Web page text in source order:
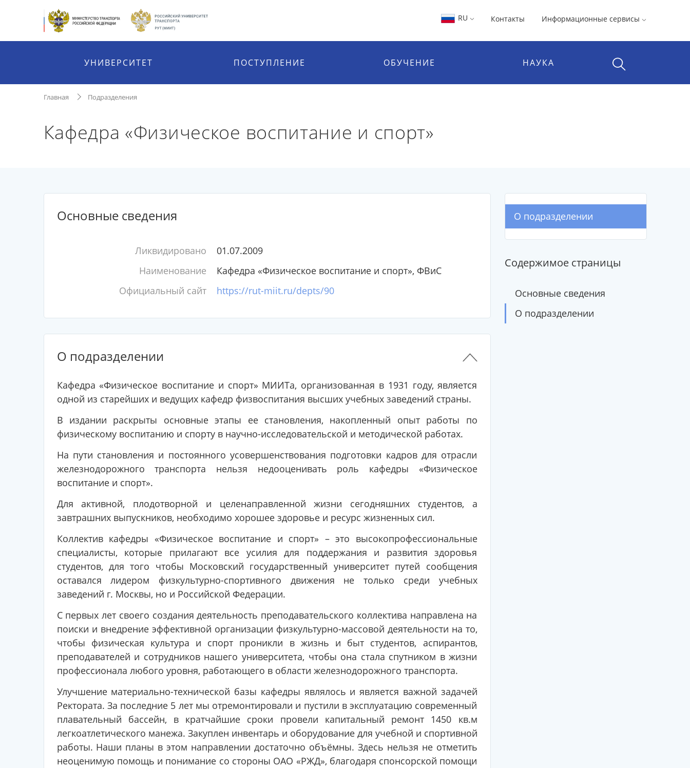
RU Контакты Информационные сервисы
УНИВЕРСИТЕТ ПОСТУПЛЕНИЕ ОБУЧЕНИЕ НАУКА
Главная Подразделения
Кафедра «Физическое воспитание и спорт»
Основные сведения
Ликвидировано
01.07.2009
Наименование
Кафедра «Физическое воспитание и спорт», ФВиС
Официальный сайт
https://rut-miit.ru/depts/90
О подразделении
Кафедра «Физическое воспитание и спорт» МИИТа, организованная в 1931 году, является
одной из старейших и ведущих кафедр физвоспитания высших учебных заведений страны.
В издании раскрыты основные этапы ее становления, накопленный опыт работы по
физическому воспитанию и спорту в научно-исследовательской и методической работах.
На пути становления и постоянного усовершенствования подготовки кадров для отрасли
железнодорожного транспорта нельзя недооценивать роль кафедры «Физическое
воспитание и спорт».
Для активной, плодотворной и целенаправленной жизни сегодняшних студентов, а
завтрашних выпускников, необходимо хорошее здоровье и ресурс жизненных сил.
Коллектив кафедры «Физическое воспитание и спорт» – это высокопрофессиональные
специалисты, которые прилагают все усилия для поддержания и развития здоровья
студентов, для того чтобы Московский государственный университет путей сообщения
оставался лидером физкультурно-спортивного движения не только среди учебных
заведений г. Москвы, но и Российской Федерации.
С первых лет своего создания деятельность преподавательского коллектива направлена на
поиски и внедрение эффективной организации физкультурно-массовой деятельности на то,
чтобы физическая культура и спорт проникли в жизнь и быт студентов, аспирантов,
преподавателей и сотрудников нашего университета, чтобы она стала спутником в жизни
профессионала любого уровня, работающего в области железнодорожного транспорта.
Улучшение материально-технической базы кафедры являлось и является важной задачей
Ректората. За последние 5 лет мы отремонтировали и пустили в эксплуатацию современный
плавательный бассейн, в кратчайшие сроки провели капитальный ремонт 1450 кв.м
легкоатлетического манежа. Закуплен инвентарь и оборудование для учебной и спортивной
работы. Наши планы в этом направлении достаточно объёмны. Здесь нельзя не отметить
неоценимую помощь и понимание со стороны ОАО «РЖД», благодаря спонсорской помощи
О подразделении
Содержимое страницы
Основные сведения
О подразделении